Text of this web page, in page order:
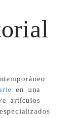
en una
artículos